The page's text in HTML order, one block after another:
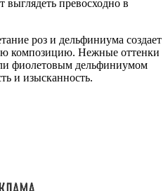
выглядеть превосходно в
роз и дельфиниума создает
композицию. Нежные оттенки
фиолетовым дельфиниумом
и изысканность.